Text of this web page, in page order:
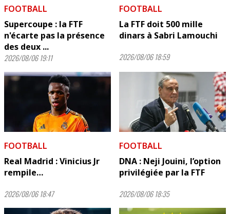
FOOTBALL
Supercoupe : la FTF
n'écarte pas la présence
des deux ...
2026/08/06 19:11
FOOTBALL
La FTF doit 500 mille
dinars à Sabri Lamouchi
2026/08/06 18:59
FOOTBALL
Real Madrid : Vinicius Jr
rempile…
2026/08/06 18:47
FOOTBALL
DNA : Neji Jouini, l’option
privilégiée par la FTF
2026/08/06 18:35